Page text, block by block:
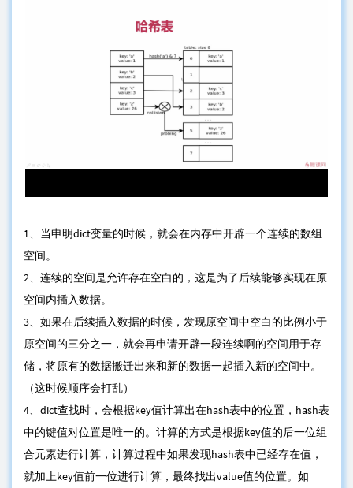
1、当申明dict变量的时候，就会在内存中开辟一个连续的数组
空间。
2、连续的空间是允许存在空白的，这是为了后续能够实现在原
空间内插入数据。
3、如果在后续插入数据的时候，发现原空间中空白的比例小于
原空间的三分之一，就会再申请开辟一段连续啊的空间用于存
储，将原有的数据搬迁出来和新的数据一起插入新的空间中。
（这时候顺序会打乱）
4、dict查找时，会根据key值计算出在hash表中的位置，hash表
中的键值对位置是唯一的。计算的方式是根据key值的后一位组
合元素进行计算，计算过程中如果发现hash表中已经存在值，
就加上key值前一位进行计算，最终找出value值的位置。如